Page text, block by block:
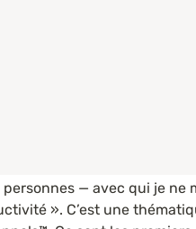
— avec qui je ne
». C’est une